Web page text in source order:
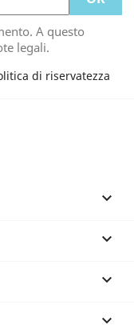
A questo
legali.
di riservatezza



